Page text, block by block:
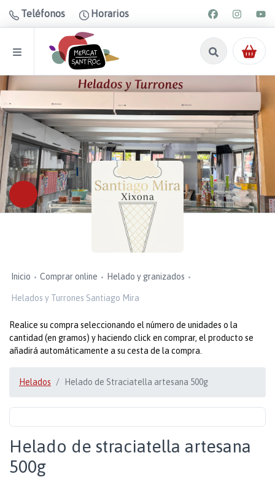
Teléfonos Horarios
Inicio Comprar online Helado y granizados
Helados y Turrones Santiago Mira
Realice su compra seleccionando el número de unidades o la
cantidad (en gramos) y haciendo click en comprar, el producto se
añadirá automáticamente a su cesta de la compra.
Helados Helado de Straciatella artesana 500g
Helado de straciatella artesana
500g